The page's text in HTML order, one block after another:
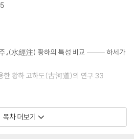
』(水經注) 황하의 특성 비교 ------ 하세가
한 황하 고하도(古河道)의 연구 33
교
하의 특성
목차 더보기